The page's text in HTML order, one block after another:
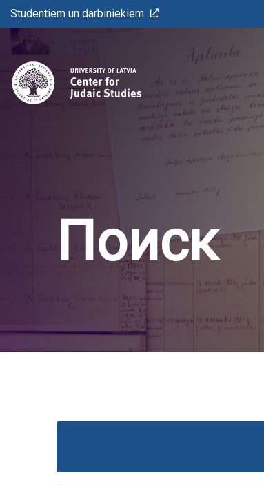
Studentiem un darbiniekiem
Поиск